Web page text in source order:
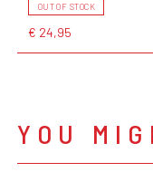
OUT OF STOCK
€ 24,95
YOU